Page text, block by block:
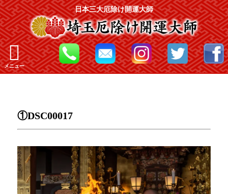
日本三大厄除け開運大師
メニュー
①DSC00017